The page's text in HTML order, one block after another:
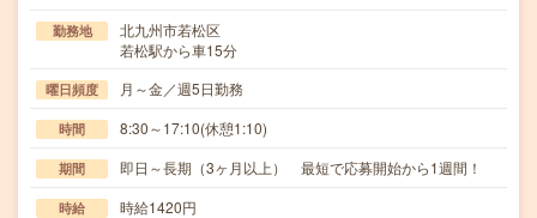
勤務地
北九州市若松区
若松駅から車15分
曜日頻度 月～金／週5日勤務
時間 8:30～17:10(休憩1:10)
期間 即日～長期（3ヶ月以上） 最短で応募開始から1週間！
時給 時給1420円